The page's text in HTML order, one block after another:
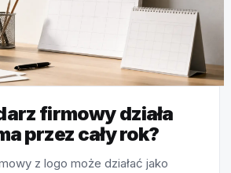
firmowy działa
przez cały rok?
z logo może działać jako